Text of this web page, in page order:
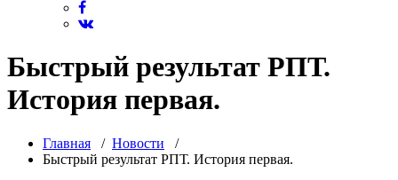
Быстрый результат РПТ.
История первая.
Главная / Новости /
Быстрый результат РПТ. История первая.